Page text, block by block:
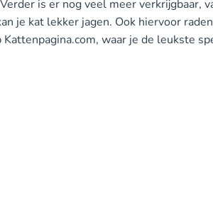
is er nog veel meer verkrijgbaar,
je kat lekker jagen. Ook hiervoor
Kattenpagina.com, waar je de leukste